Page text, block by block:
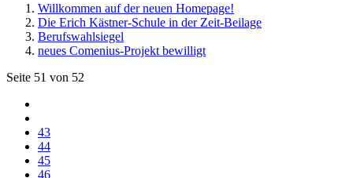
Willkommen auf der neuen Homepage!
Die Erich Kästner-Schule in der Zeit-Beilage
Berufswahlsiegel
neues Comenius-Projekt bewilligt
Seite 51 von 52
43
44
45
46